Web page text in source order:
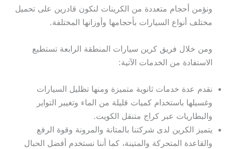
ونؤمن أحجام متعددة من الكرينات لنكون قادرين على تحميل
مختلف أنواع السيارات بأحجامها وأوزانها المختلفة.
ومن خلال فريق كرين سيارات المنطقة الرابعة تستطيع
الاستفادة من الخدمات الآتية:
نقدم عدة خدمات ثانوية متميزة ومنها تظليل السيارات
وغسيلها باستخدام كميات قليلة من الماء وتغيير التواير
والبطاريات عبر كراج متنقل الكويت.
يتميز الكرين لدى شركتنا بالمتانة والمرونة وقوة الرفع
والقاعدة المتحركة والمتينة، كما أننا نستخدم أفضل الحبال